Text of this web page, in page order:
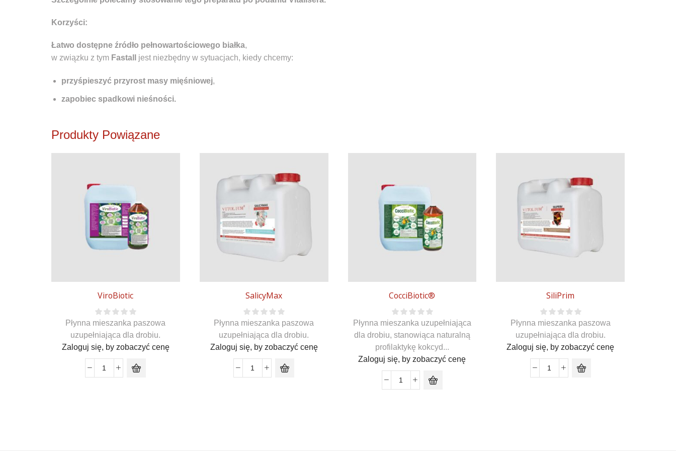
Korzyści:
Łatwo dostępne źródło pełnowartościowego białka,
w związku z tym Fastall jest niezbędny w sytuacjach, kiedy chcemy:
przyśpieszyć przyrost masy mięśniowej,
zapobiec spadkowi nieśności.
Produkty Powiązane
ViroBiotic
Płynna mieszanka paszowa
uzupełniająca dla drobiu.
Zaloguj się, by zobaczyć cenę
SalicyMax
Płynna mieszanka paszowa
uzupełniająca dla drobiu.
Zaloguj się, by zobaczyć cenę
CocciBiotic®
Płynna mieszanka uzupełniająca
dla drobiu, stanowiąca naturalną
profilaktykę kokcyd...
Zaloguj się, by zobaczyć cenę
SiliPrim
Płynna mieszanka paszowa
uzupełniająca dla drobiu.
Zaloguj się, by zobaczyć cenę